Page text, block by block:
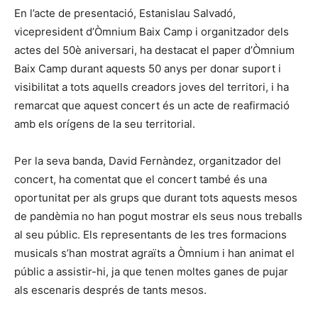
En l’acte de presentació, Estanislau Salvadó,
vicepresident d’Òmnium Baix Camp i organitzador dels
actes del 50è aniversari, ha destacat el paper d’Òmnium
Baix Camp durant aquests 50 anys per donar suport i
visibilitat a tots aquells creadors joves del territori, i ha
remarcat que aquest concert és un acte de reafirmació
amb els orígens de la seu territorial.
Per la seva banda, David Fernàndez, organitzador del
concert, ha comentat que el concert també és una
oportunitat per als grups que durant tots aquests mesos
de pandèmia no han pogut mostrar els seus nous treballs
al seu públic. Els representants de les tres formacions
musicals s’han mostrat agraïts a Òmnium i han animat el
públic a assistir-hi, ja que tenen moltes ganes de pujar
als escenaris després de tants mesos.